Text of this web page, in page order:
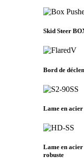
Skid Steer
Bord de
Lame en
Lame en
robuste